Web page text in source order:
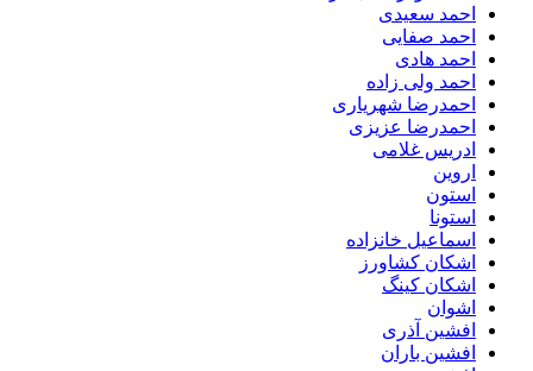
احمد سعیدی
احمد صفایی
احمد هادی
احمد ولی زاده
احمدرضا شهریاری
احمدرضا عزیزی
ادریس غلامی
اروین
استون
استونا
اسماعیل خانزاده
اشکان کشاورز
اشکان کینگ
اشوان
افشین آذری
افشین باران